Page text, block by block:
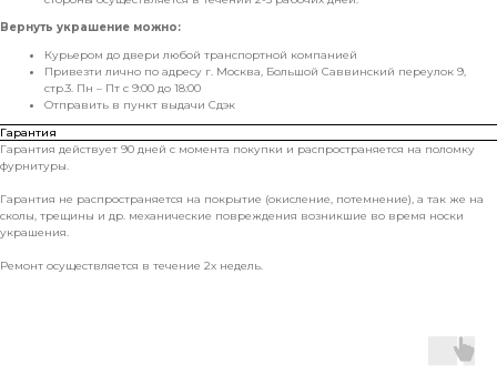
Вернуть украшение можно:
Курьером до двери любой транспортной компанией
Привезти лично по адресу г. Москва, Большой Саввинский переулок 9,
стр.3. Пн – Пт с 9:00 до 18:00
Отправить в пункт выдачи Сдэк
Гарантия
Гарантия действует 90 дней с момента покупки и распространяется на поломку
фурнитуры.
Гарантия не распространяется на покрытие (окисление, потемнение), а так же на
сколы, трещины и др. механические повреждения возникшие во время носки
украшения.
Ремонт осуществляется в течение 2х недель.